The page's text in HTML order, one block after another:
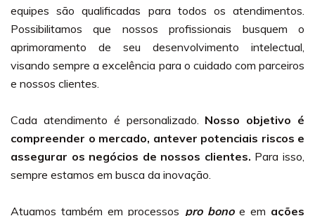
equipes são qualificadas para todos os atendimentos.
Possibilitamos que nossos profissionais busquem o
aprimoramento de seu desenvolvimento intelectual,
visando sempre a excelência para o cuidado com parceiros
e nossos clientes.
Cada atendimento é personalizado. Nosso objetivo é
compreender o mercado, antever potenciais riscos e
assegurar os negócios de nossos clientes. Para isso,
sempre estamos em busca da inovação.
Atuamos também em processos pro bonoe em ações